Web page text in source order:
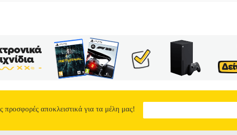
προσφορές αποκλειστικά για τα μέλη μας!